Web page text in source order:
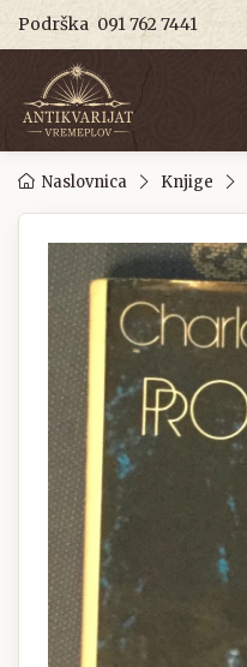
Podrška 091 762 7441
Naslovnica Knjige